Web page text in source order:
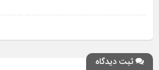
ثبت دیدگاه